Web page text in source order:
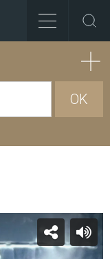
OK